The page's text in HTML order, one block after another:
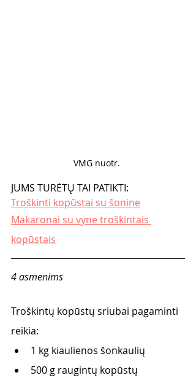
VMG nuotr.
JUMS TURĖTŲ TAI PATIKTI:
Troškinti kopūstai su šonine
Makaronai su vyne troškintais
kopūstais
4 asmenims
Troškintų kopūstų sriubai pagaminti
reikia:
1 kg kiaulienos šonkaulių
500 g raugintų kopūstų